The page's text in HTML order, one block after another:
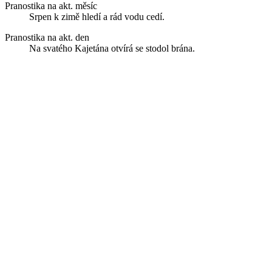
Pranostika na akt. měsíc
Srpen k zimě hledí a rád vodu cedí.
Pranostika na akt. den
Na svatého Kajetána otvírá se stodol brána.